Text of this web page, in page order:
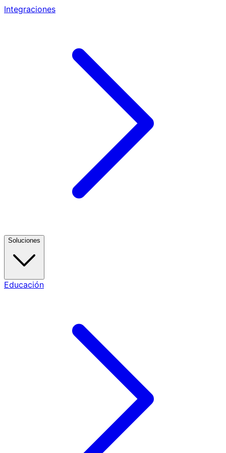
Integraciones
Soluciones
Educación